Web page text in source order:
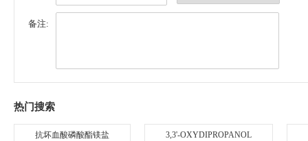
备注:
热门搜索
抗坏血酸磷酸酯镁盐 3,3'-OXYDIPROPANOL